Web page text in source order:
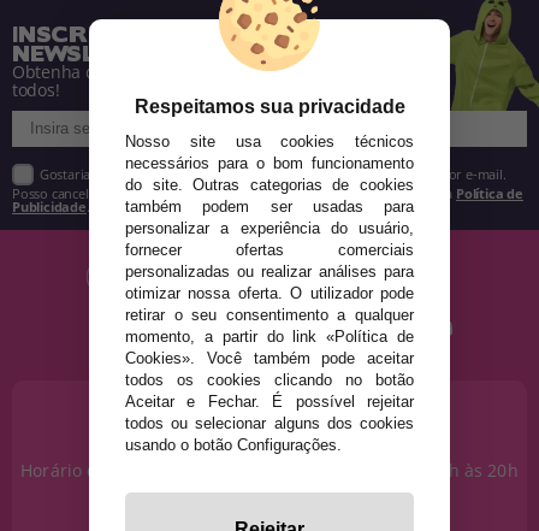
INSCREVA-SE NA NOSSA
NEWSLETTER
Obtenha descontos e saiba de tudo antes de
todos!
Gostaria de receber descontos exclusivos, novidades e tendências por e-mail.
Posso cancelar a inscrição a qualquer momento, conforme estipulado na Política de
Publicidade
PRECISA DE AJUDA?
915 793 695
Horário de segunda a sexta das 10h às 14h e das 17h às 20h
info@disfracestuyyo.pt
Respeitamos sua privacidade
Nosso site usa cookies técnicos
necessários para o bom funcionamento
do site. Outras categorias de cookies
também podem ser usadas para
personalizar a experiência do usuário,
fornecer ofertas comerciais
personalizadas ou realizar análises para
otimizar nossa oferta. O utilizador pode
retirar o seu consentimento a qualquer
momento, a partir do link «Política de
Cookies». Você também pode aceitar
todos os cookies clicando no botão
Aceitar e Fechar. É possível rejeitar
todos ou selecionar alguns dos cookies
usando o botão Configurações.